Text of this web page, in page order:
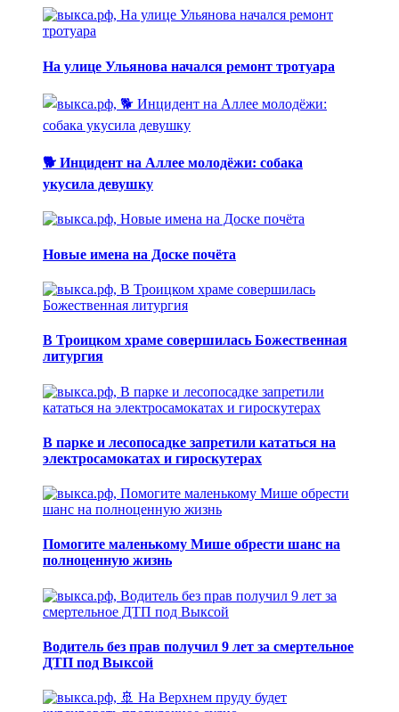
На улице Ульянова начался ремонт тротуара
🐕 Инцидент на Аллее молодёжи: собака
укусила девушку
Новые имена на Доске почёта
В Троицком храме совершилась Божественная
литургия
В парке и лесопосадке запретили кататься на
электросамокатах и гироскутерах
Помогите маленькому Мише обрести шанс на
полноценную жизнь
Водитель без прав получил 9 лет за смертельное
ДТП под Выксой